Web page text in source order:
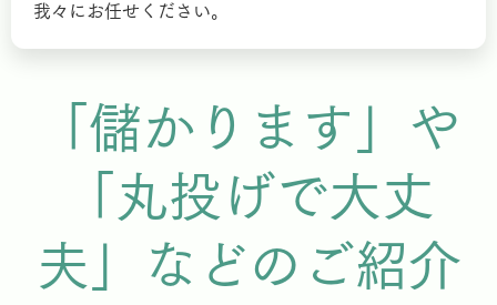
我々にお任せください。
「儲かります」や
「丸投げで大丈
夫」などのご紹介